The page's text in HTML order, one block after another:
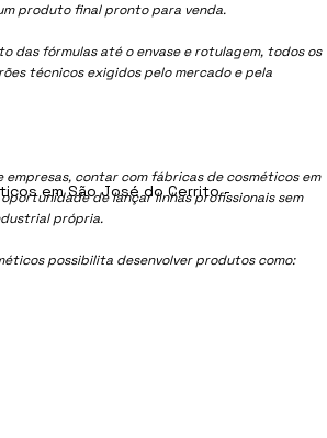
produto final pronto para venda.
das fórmulas até o envase e rotulagem, todos os
técnicos exigidos pelo mercado e pela
empresas, contar com fábricas de cosméticos em
de lançar linhas profissionais sem
própria.
possibilita desenvolver produtos como:
em São José do Cerrito -